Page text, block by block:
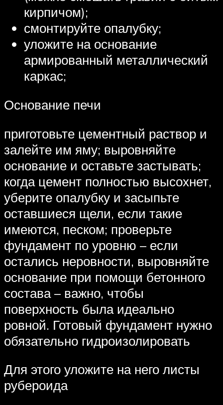
кирпичом);
смонтируйте опалубку;
уложите на основание
армированный металлический
каркас;
Основание печи
приготовьте цементный раствор и
залейте им яму; выровняйте
основание и оставьте застывать;
когда цемент полностью высохнет,
уберите опалубку и засыпьте
оставшиеся щели, если такие
имеются, песком; проверьте
фундамент по уровню – если
остались неровности, выровняйте
основание при помощи бетонного
состава – важно, чтобы
поверхность была идеально
ровной. Готовый фундамент нужно
обязательно гидроизолировать
Для этого уложите на него листы
рубероида